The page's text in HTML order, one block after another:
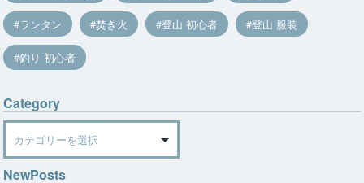
ランタン 焚き火 登山 初心者 登山 服装
釣り 初心者
Category
NewPosts